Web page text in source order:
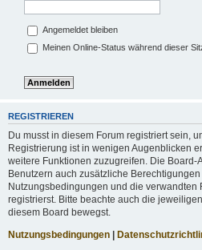
Angemeldet bleiben
Meinen Online-Status während dieser
REGISTRIEREN
Du musst in diesem Forum registriert sein,
Registrierung ist in wenigen Augenblicken
weitere Funktionen zuzugreifen. Die Board-
Benutzern auch zusätzliche
Nutzungsbedingungen und die verwandten
registrierst. Bitte beachte auch die
diesem Board bewegst.
Nutzungsbedingungen |